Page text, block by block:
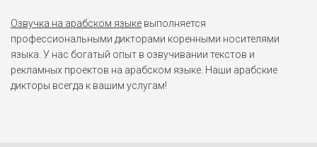
Озвучка на арабском языке выполняется
профессиональными дикторами коренными носителями
языка. У нас богатый опыт в озвучивании текстов и
рекламных проектов на арабском языке. Наши арабские
дикторы всегда к вашим услугам!